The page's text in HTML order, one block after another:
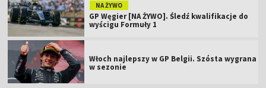
NA ŻYWO
GP Węgier [NA ŻYWO]. Śledź kwalifikacje do
wyścigu Formuły 1
Włoch najlepszy w GP Belgii. Szósta wygrana
w sezonie